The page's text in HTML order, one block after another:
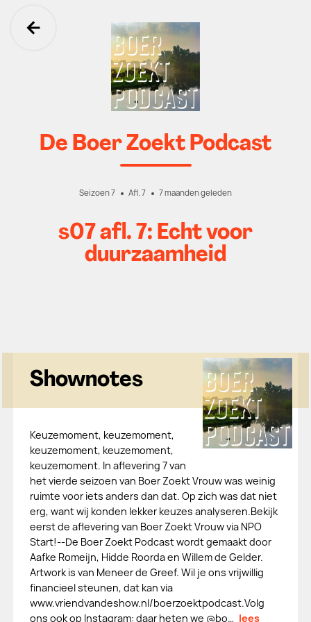
Ga terug
De Boer Zoekt Podcast
Seizoen 7 Afl. 7 7 maanden geleden
s07 afl. 7: Echt voor
duurzaamheid
Shownotes
Keuzemoment, keuzemoment,
keuzemoment, keuzemoment,
keuzemoment. In aflevering 7 van
het vierde seizoen van Boer Zoekt Vrouw was weinig
ruimte voor iets anders dan dat. Op zich was dat niet
erg, want wij konden lekker keuzes analyseren.Bekijk
eerst de aflevering van Boer Zoekt Vrouw via NPO
Start!--De Boer Zoekt Podcast wordt gemaakt door
Aafke Romeijn, Hidde Roorda en Willem de Gelder.
Artwork is van Meneer de Greef. Wil je ons vrijwillig
financieel steunen, dat kan via
www.vriendvandeshow.nl/boerzoektpodcast.Volg
ons ook op Instagram: daar heten we @bo… lees